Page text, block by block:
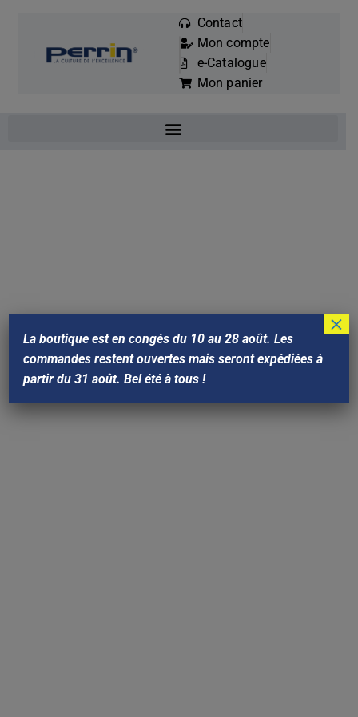
Mots
clés
:
Contact
Mon compte
e-Catalogue
Mon panier
La boutique est en congés du 10 au 28 août. Les
commandes restent ouvertes mais seront expédiées à
partir du 31 août. Bel été à tous !
×